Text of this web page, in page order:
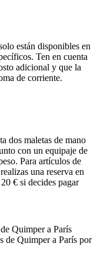
están disponibles en
Ten en cuenta
adicional y que la
de corriente.
dos maletas de mano
con un equipaje de
Para artículos de
una reserva en
€ si decides pagar
Quimper a París
de Quimper a París por